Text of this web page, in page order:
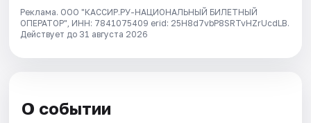
Реклама. ООО "КАССИР.РУ-НАЦИОНАЛЬНЫЙ БИЛЕТНЫЙ
ОПЕРАТОР", ИНН: 7841075409 erid: 25H8d7vbP8SRTvHZrUcdLB.
Действует до 31 августа 2026
О событии